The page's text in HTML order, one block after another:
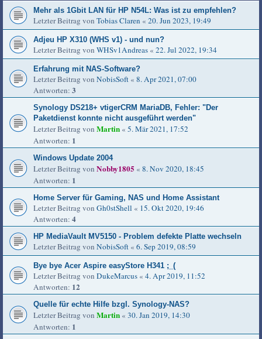
Mehr als 1Gbit LAN für HP N54L: Was ist zu empfehlen?
Letzter Beitrag von Tobias Claren « 20. Jun 2023, 19:49
Adjeu HP X310 (WHS v1) - und nun?
Letzter Beitrag von WHSv1Andreas « 22. Jul 2022, 19:34
Erfahrung mit NAS-Software?
Letzter Beitrag von NobisSoft « 8. Apr 2021, 07:00
Antworten: 3
Synology DS218+ vtigerCRM MariaDB, Fehler: "Der
Paketdienst konnte nicht ausgeführt werden"
Letzter Beitrag von Martin « 5. Mär 2021, 17:52
Antworten: 1
Windows Update 2004
Letzter Beitrag von Nobby1805 « 8. Nov 2020, 18:45
Antworten: 1
Home Server für Gaming, NAS und Home Assistant
Letzter Beitrag von Gh0stShell « 15. Okt 2020, 19:46
Antworten: 4
HP MediaVault MV5150 - Problem defekte Platte wechseln
Letzter Beitrag von NobisSoft « 6. Sep 2019, 08:59
Bye bye Acer Aspire easyStore H341 ;_(
Letzter Beitrag von DukeMarcus « 4. Apr 2019, 11:52
Antworten: 12
Quelle für echte Hilfe bzgl. Synology-NAS?
Letzter Beitrag von Martin « 30. Jan 2019, 14:30
Antworten: 1